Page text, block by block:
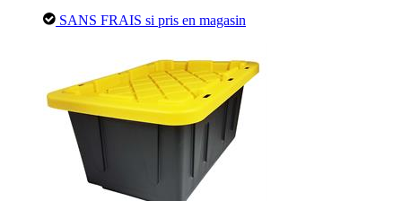
SANS FRAIS si pris en magasin